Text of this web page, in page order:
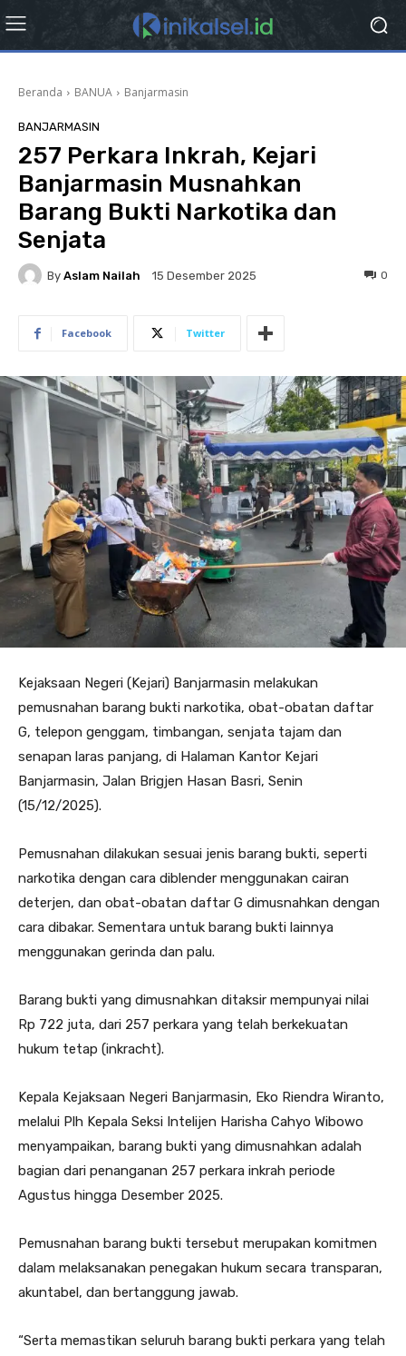
Beranda BANUA Banjarmasin
BANJARMASIN
257 Perkara Inkrah, Kejari
Banjarmasin Musnahkan
Barang Bukti Narkotika dan
Senjata
By Aslam Nailah 15 Desember 2025 0
Facebook Twitter
Kejaksaan Negeri (Kejari) Banjarmasin melakukan
pemusnahan barang bukti narkotika, obat-obatan daftar
G, telepon genggam, timbangan, senjata tajam dan
senapan laras panjang, di Halaman Kantor Kejari
Banjarmasin, Jalan Brigjen Hasan Basri, Senin
(15/12/2025).
Pemusnahan dilakukan sesuai jenis barang bukti, seperti
narkotika dengan cara diblender menggunakan cairan
deterjen, dan obat-obatan daftar G dimusnahkan dengan
cara dibakar. Sementara untuk barang bukti lainnya
menggunakan gerinda dan palu.
Barang bukti yang dimusnahkan ditaksir mempunyai nilai
Rp 722 juta, dari 257 perkara yang telah berkekuatan
hukum tetap (inkracht).
Kepala Kejaksaan Negeri Banjarmasin, Eko Riendra Wiranto,
melalui Plh Kepala Seksi Intelijen Harisha Cahyo Wibowo
menyampaikan, barang bukti yang dimusnahkan adalah
bagian dari penanganan 257 perkara inkrah periode
Agustus hingga Desember 2025.
Pemusnahan barang bukti tersebut merupakan komitmen
dalam melaksanakan penegakan hukum secara transparan,
akuntabel, dan bertanggung jawab.
“Serta memastikan seluruh barang bukti perkara yang telah